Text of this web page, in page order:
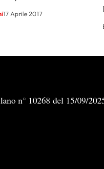
17 Aprile 2017
n° 10268 del 15/09/